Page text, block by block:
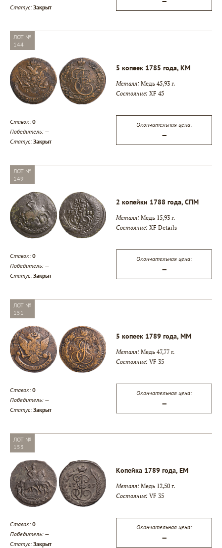
Статус:Закрыт
ЛОТ №
144
5 копеек 1785 года, КМ
Металл: Медь 45,93 г.
Состояние: XF 45
Ставок:0
Победитель: —
Статус:Закрыт
Окончательная цена:
—
ЛОТ №
149
2 копейки 1788 года, СПМ
Металл: Медь 15,93 г.
Состояние: XF Details
Ставок:0
Победитель: —
Статус:Закрыт
Окончательная цена:
—
ЛОТ №
151
5 копеек 1789 года, ММ
Металл: Медь 47,77 г.
Состояние: VF 35
Ставок:0
Победитель: —
Статус:Закрыт
Окончательная цена:
—
ЛОТ №
153
Копейка 1789 года, ЕМ
Металл: Медь 12,50 г.
Состояние: VF 35
Ставок:0
Победитель: —
Статус:Закрыт
Окончательная цена:
—